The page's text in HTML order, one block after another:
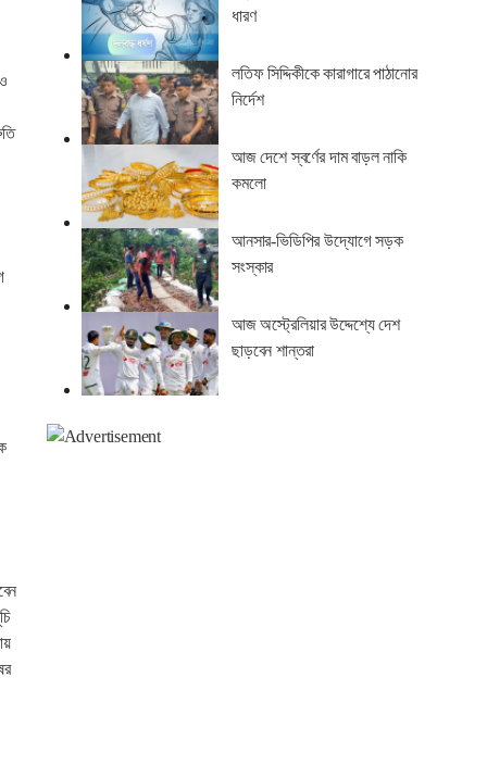
ধারণ
লতিফ সিদ্দিকীকে কারাগারে পাঠানোর
নির্দেশ
আজ দেশে স্বর্ণের দাম বাড়ল নাকি
কমলো
আনসার-ভিডিপির উদ্যোগে সড়ক
সংস্কার
আজ অস্ট্রেলিয়ার উদ্দেশ্যে দেশ
ছাড়বেন শান্তরা